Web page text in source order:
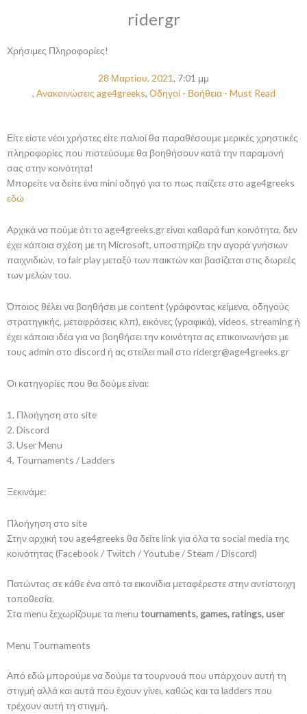
ridergr
Χρήσιμες Πληροφορίες!
28 Μαρτίου, 2021, 7:01 μμ
, Ανακοινώσεις age4greeks, Οδηγοί - Βοήθεια - Must Read
Είτε είστε νέοι χρήστες είτε παλιοί θα παραθέσουμε μερικές χρηστικές
πληροφορίες που πιστεύουμε θα βοηθήσουν κατά την παραμονή
σας στην κοινότητα!
Μπορείτε να δείτε ένα mini οδηγό για το πως παίζετε στο age4greeks
εδώ
Αρχικά να πούμε ότι το age4greeks.gr είναι καθαρά fun κοινότητα, δεν
έχει κάποια σχέση με τη Microsoft, υποστηρίζει την αγορά γνήσιων
παιχνιδιών, το fair play μεταξύ των παικτών και βασίζεται στις δωρεές
των μελών του.
Όποιος θέλει να βοηθήσει με content (γράφοντας κείμενα, οδηγούς
στρατηγικής, μεταφράσεις κλπ), εικόνες (γραφικά), videos, streaming ή
έχει κάποια ιδέα για να βοηθήσει την κοινότητα ας επικοινωνήσει με
τους admin στο discord ή ας στείλει mail στο ridergr@age4greeks.gr
Οι κατηγορίες που θα δούμε είναι:
1. Πλοήγηση στο site
2. Discord
3. User Menu
4, Tournaments / Ladders
Ξεκινάμε:
Πλοήγηση στο site
Στην αρχική του age4greeks θα δείτε link για όλα τα social media της
κοινότητας (Facebook / Twitch / Youtube / Steam / Discord)
Πατώντας σε κάθε ένα από τα εικονίδια μεταφέρεστε στην αντίστοιχη
τοποθεσία.
Στα menu ξεχωρίζουμε τα menu tournaments, games, ratings, user
Menu Tournaments
Από εδώ μπορούμε να δούμε τα τουρνουά που υπάρχουν αυτή τη
στιγμή αλλά και αυτά που έχουν γίνει, καθώς και τα ladders που
τρέχουν αυτή τη στιγμή.